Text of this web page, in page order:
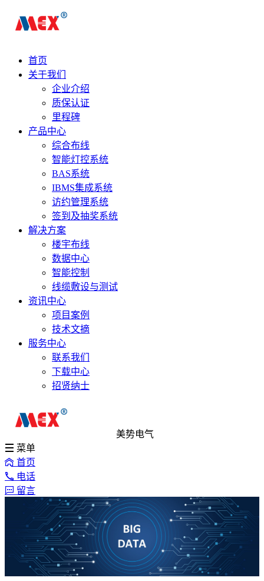
首页
关于我们
企业介绍
质保认证
里程碑
产品中心
综合布线
智能灯控系统
BAS系统
IBMS集成系统
访约管理系统
签到及抽奖系统
解决方案
楼宇布线
数据中心
智能控制
线缆敷设与测试
资讯中心
项目案例
技术文摘
服务中心
联系我们
下载中心
招贤纳士
美势电气
菜单
首页
电话
留言